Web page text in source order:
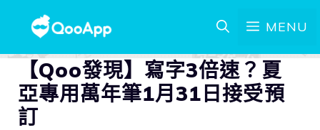
MENU
【Qoo發現】寫字3倍速？夏
亞專用萬年筆1月31日接受預
訂